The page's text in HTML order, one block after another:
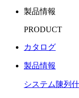
製品情報
PRODUCT
カタログ
製品情報
システム陳列